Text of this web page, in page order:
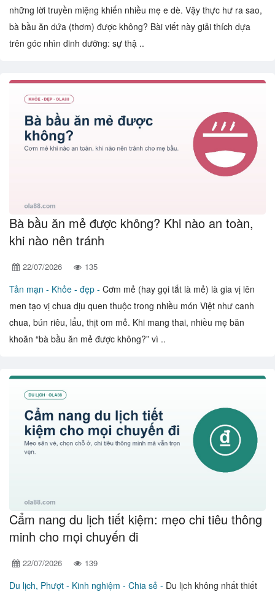
những lời truyền miệng khiến nhiều mẹ e dè. Vậy thực hư ra sao,
bà bầu ăn dứa (thơm) được không? Bài viết này giải thích dựa
trên góc nhìn dinh dưỡng: sự thậ ..
Bà bầu ăn mẻ được không? Khi nào an toàn,
khi nào nên tránh
22/07/2026 135
Tản mạn - Khỏe - đẹp - Cơm mẻ (hay gọi tắt là mẻ) là gia vị lên
men tạo vị chua dịu quen thuộc trong nhiều món Việt như canh
chua, bún riêu, lẩu, thịt om mẻ. Khi mang thai, nhiều mẹ băn
khoăn “bà bầu ăn mẻ được không?” vì ..
Cẩm nang du lịch tiết kiệm: mẹo chi tiêu thông
minh cho mọi chuyến đi
22/07/2026 139
Du lịch, Phượt - Kinh nghiệm - Chia sẻ - Du lịch không nhất thiết